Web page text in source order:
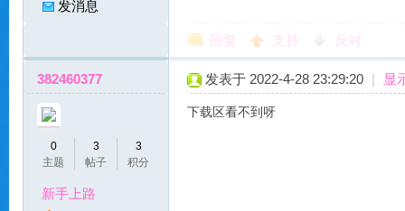
发消息
回复 支持 反对
382460377
0
主题
3
帖子
3
积分
新手上路
发表于 2022-4-28 23:29:20 | 显
下载区看不到呀